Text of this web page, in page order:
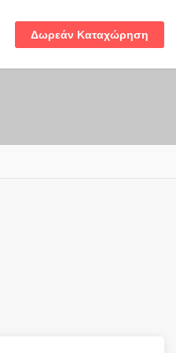
Δωρεάν Καταχώρηση